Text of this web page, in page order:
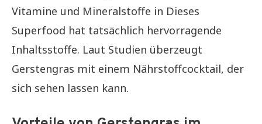
Vitamine und Mineralstoffe in Dieses
Superfood hat tatsächlich hervorragende
Inhaltsstoffe. Laut Studien überzeugt
Gerstengras mit einem Nährstoffcocktail, der
sich sehen lassen kann.